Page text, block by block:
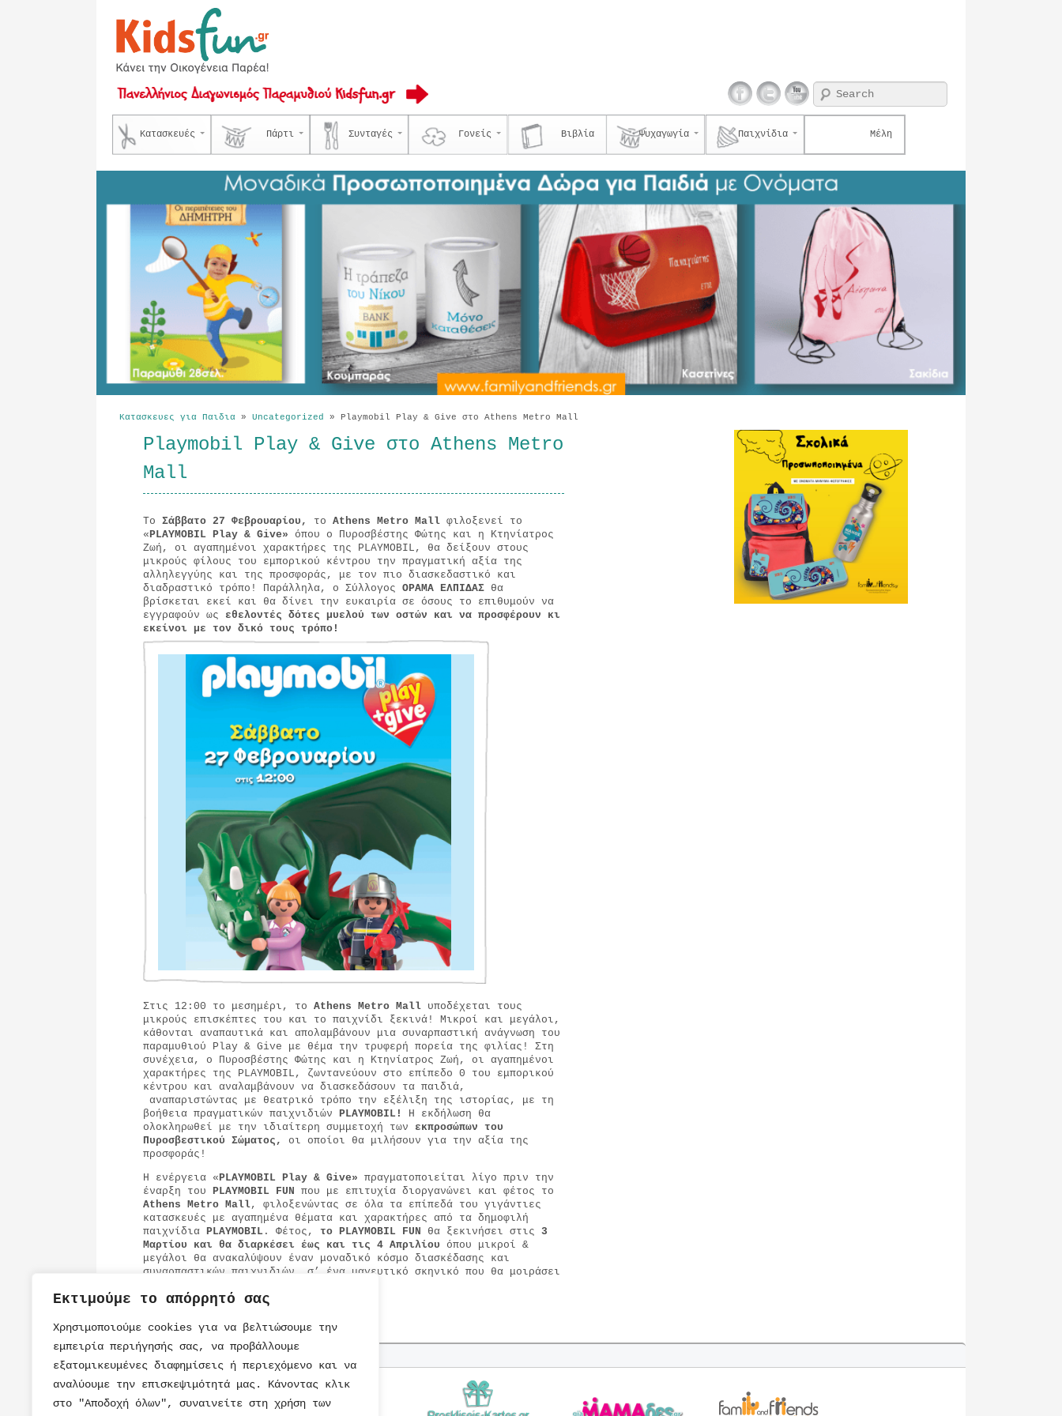
Εκτιμούμε το απόρρητό σας
Χρησιμοποιούμε cookies για να βελτιώσουμε την
εμπειρία περιήγησής σας, να προβάλλουμε
εξατομικευμένες διαφημίσεις ή περιεχόμενο και να
αναλύουμε την επισκεψιμότητά μας. Κάνοντας κλικ
στο "Αποδοχή όλων", συναινείτε στη χρήση των
Κατασκευές Πάρτι Συνταγές Γονείς Βιβλία Ψυχαγωγία Παιχνίδια Μέλη
Κατασκευες για Παιδια » Uncategorized » Playmobil Play & Give στο Athens Metro Mall
Playmobil Play & Give στο Athens Metro
Mall
Tο Σάββατο 27 Φεβρουαρίου, το Athens Metro Mallφιλοξενεί το
«PLAYMOBIL Play & Give» όπου ο Πυροσβέστης Φώτης και η Κτηνίατρος
Ζωή, οι αγαπημένοι χαρακτήρες της PLAYMOBIL, θα δείξουν στους
μικρούς φίλους του εμπορικού κέντρου την πραγματική αξία της
αλληλεγγύης και της προσφοράς, με τον πιο διασκεδαστικό και
διαδραστικό τρόπο! Παράλληλα, ο Σύλλογος ΟΡΑΜΑ ΕΛΠΙΔΑΣθα
βρίσκεται εκεί και θα δίνει την ευκαιρία σε όσους το επιθυμούν να
εγγραφούν ως εθελοντές δότες μυελού των οστών και να προσφέρουν κι
εκείνοι με τον δικό τους τρόπο!
Στις 12:00 το μεσημέρι, το Athens Metro Mallυποδέχεται τους
μικρούς επισκέπτες του και το παιχνίδι ξεκινά! Μικροί και μεγάλοι,
κάθονται αναπαυτικά και απολαμβάνουν μια συναρπαστική ανάγνωση του
παραμυθιού Play & Give με θέμα την τρυφερή πορεία της φιλίας! Στη
συνέχεια, ο Πυροσβέστης Φώτης και η Κτηνίατρος Ζωή, οι αγαπημένοι
χαρακτήρες της PLAYMOBIL, ζωντανεύουν στο επίπεδο 0 του εμπορικού
κέντρου και αναλαμβάνουν να διασκεδάσουν τα παιδιά,
αναπαριστώντας με θεατρικό τρόπο την εξέλιξη της ιστορίας, με τη
βοήθεια πραγματικών παιχνιδιών
PLAYMOBIL!
Η εκδήλωση θα
ολοκληρωθεί με την ιδιαίτερη συμμετοχή των εκπροσώπων του
Πυροσβεστικού Σώματος,
οι οποίοι θα μιλήσουν για την αξία της
προσφοράς!
Η ενέργεια «PLAYMOBIL Play& Give» πραγματοποιείται λίγο πριν την
έναρξη του PLAYMOBIL FUN που με επιτυχία διοργανώνει και φέτος το
Athens Metro Mall, φιλοξενώντας σε όλα τα επίπεδά του γιγάντιες
κατασκευές με αγαπημένα θέματα και χαρακτήρες από τα δημοφιλή
παιχνίδια PLAYMOBIL . Φέτος, το PLAYMOBIL FUN θα ξεκινήσει στις 3
Μαρτίου και θα διαρκέσει έως και τις 4 Απριλίου όπου μικροί &
μεγάλοι θα ανακαλύψουν έναν μοναδικό κόσμο διασκέδασης και
συναρπαστικών παιχνιδιών, σ’ ένα μαγευτικό σκηνικό που θα μοιράσει